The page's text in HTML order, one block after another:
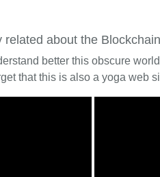
related about the Blockchain
better this obscure
that this is also a yoga web